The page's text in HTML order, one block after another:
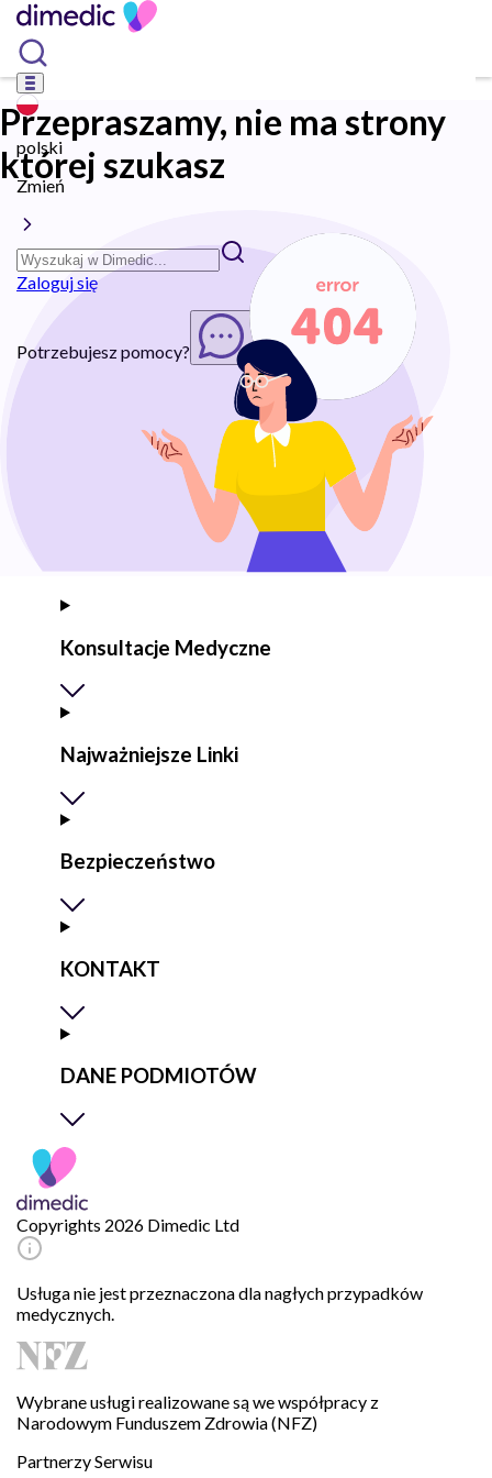
polski
Zmień
Zaloguj się
Potrzebujesz pomocy? Rozpocznij chat
Przepraszamy, nie ma strony
której szukasz
Konsultacje Medyczne
Najważniejsze Linki
Bezpieczeństwo
KONTAKT
DANE PODMIOTÓW
Copyrights 2026 Dimedic Ltd
Usługa nie jest przeznaczona dla nagłych przypadków
medycznych.
Wybrane usługi realizowane są we współpracy z
Narodowym Funduszem Zdrowia (NFZ)
Partnerzy Serwisu